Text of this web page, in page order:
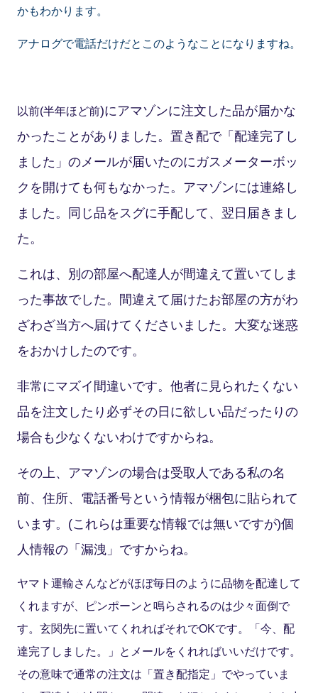
かもわかります。
アナログで電話だけだとこのようなことになりますね。
以前(半年ほど前)にアマゾンに注文した品が届かな
かったことがありました。置き配で「配達完了し
ました」のメールが届いたのにガスメーターボッ
クを開けても何もなかった。アマゾンには連絡し
ました。同じ品をスグに手配して、翌日届きまし
た。
これは、別の部屋へ配達人が間違えて置いてしま
った事故でした。間違えて届けたお部屋の方がわ
ざわざ当方へ届けてくださいました。大変な迷惑
をおかけしたのです。
非常にマズイ間違いです。他者に見られたくない
品を注文したり必ずその日に欲しい品だったりの
場合も少なくないわけですからね。
その上、アマゾンの場合は受取人である私の名
前、住所、電話番号という情報が梱包に貼られて
います。(これらは重要な情報では無いですが)個
人情報の「漏洩」ですからね。
ヤマト運輸さんなどがほぼ毎日のように品物を配達して
くれますが、ピンポーンと鳴らされるのは少々面倒で
す。玄関先に置いてくれればそれでOKです。「今、配
達完了しました。」とメールをくれればいいだけです。
その意味で通常の注文は「置き配指定」でやっていま